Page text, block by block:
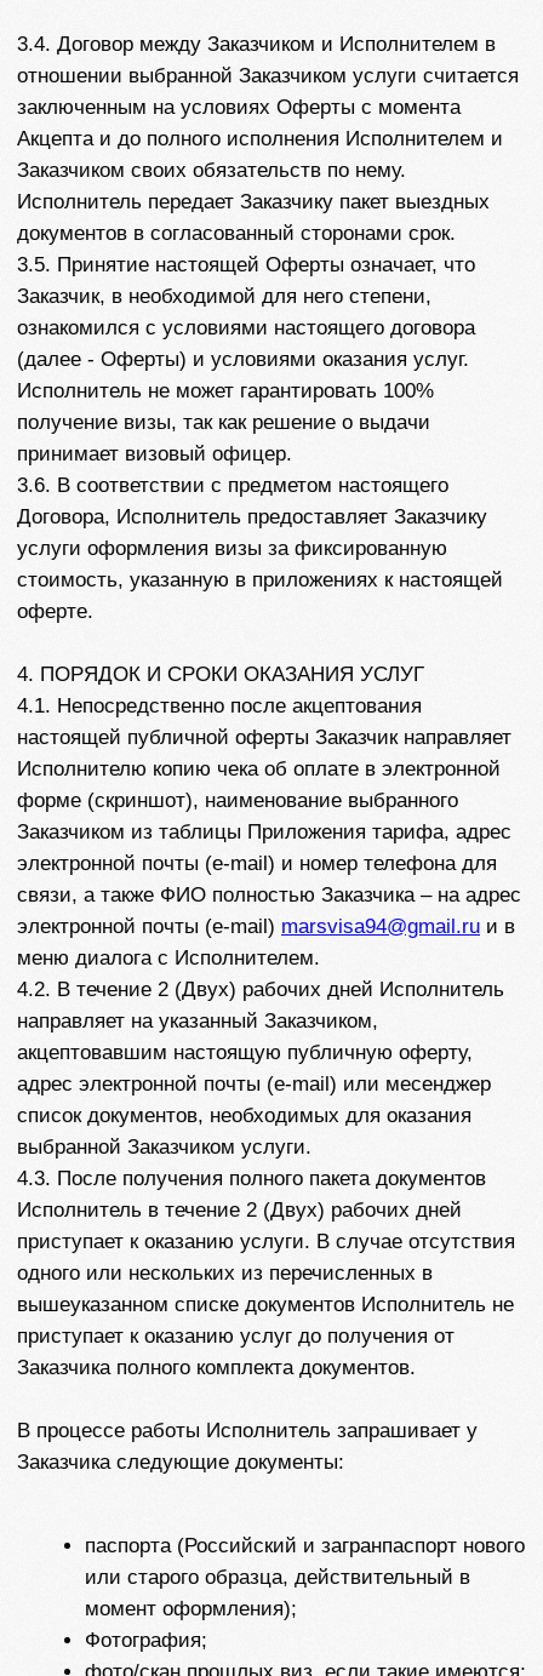
документы, подтверждающие наличие
недвижимости или иного имущества;
а также иные документы, прямо требуемые
консульскими учреждениями или визовыми
центрами страны назначения для
4.3 Сроки получения визы зависят от страны и
города подачи документов, а также в зависимости
от выбранного тарифа, указанного в
соответствующих приложениях к настоящей оферте
и заранее согласовываются с Заказчиком.
оказанными с надлежащим качеством и в срок, а
также принятыми Заказчиком, если в течение 3
(трёх) календарных дней после получения решения
об одобрении в выдаче визы или решения об отказе
в ее выдаче Заказчик не заявил мотивированные
возражения относительно объема, качества и сроков
предоставленных услуг в письменной форме на
адрес электронной почты (e-mail)
marsvisa94@gmail.ruСообщение должно содержать
ФИО Заказчика, суть предъявляемого требования и
обоснованные доказательства, подтверждающие
требование.
При отсутствии таких возражений в указанный срок
услуги по договору считаются оказанными
Заказчиком. Договор признается сторонами
исполненным.
5. ПРАВА И ОБЯЗАННОСТИ СТОРОН
5.1. Исполнитель обязуется:
заполнения анкет и сбора документов;
5.1.2. Предоставлять Заказчику по его запросу
актуальную информацию о текущих сроках и этапах
выполнения услуг по оформлению визы, в том
числе о сроках записи на собеседование;
5.1.3. Информировать Заказчика в случае
требования Посольством/Консульством
дополнительных документов или вызове Заказчика
на собеседование;
5.1.4. Сохранять конфиденциальную информацию,
полученную от Заказчика, при оказании
информационно-консультационных услуг по
настоящему договору.
5.1.5. Соблюдать требования законодательства,
касающиеся обработки, передачи и защиты
персональных данных Заказчика.
5.1.6. По запросу Заказчика оказать услугу Перенос
кейса за дополнительную плату.
В услугу Перенос кейса входят следующие услуги:
1) запись на собеседование в новую страну;
2) редактирование анкеты;
3) содействие в оплате консульского сбора (если
такое содействие требуется Заказчику);
В данном случае Заказчик дополнительно
оплачивает тариф:
зависеть от стоимости услуг на момент обращения.
Консульский сбор оплачивается дополнительно.
исполнения взятых на себя обязательств.
5.2.2. Привлекать для оказания услуг в
При этом Исполнитель не несет ответственность за
противоправные действия третьих лиц при оказании
услуг по настоящему договору, но прилагает все